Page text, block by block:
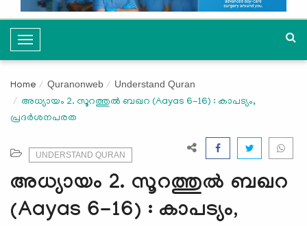
T
o
g
l
e
v
i
g
Home Quranonweb Understand Quran
അധ്യായം 2. സൂറത്തുല്‍ ബഖറ (Aayas 6-16) : കാപട്യം,
പ്രദർശനപരത
UNDERSTAND QURAN
അധ്യായം 2. സൂറത്തുല്‍ ബഖറ
(Aayas 6-16) : കാപട്യം,